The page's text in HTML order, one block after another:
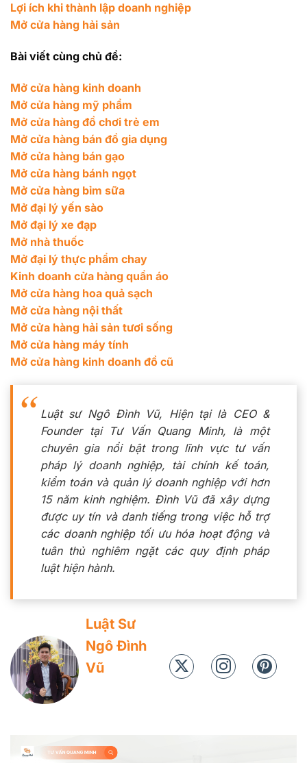
Lợi ích khi thành lập doanh nghiệp
Mở cửa hàng hải sản
Bài viết cùng chủ đề:
Mở cửa hàng kinh doanh
Mở cửa hàng mỹ phẩm
Mở cửa hàng đồ chơi trẻ em
Mở cửa hàng bán đồ gia dụng
Mở cửa hàng bán gạo
Mở cửa hàng bánh ngọt
Mở cửa hàng bỉm sữa
Mở đại lý yến sào
Mở đại lý xe đạp
Mở nhà thuốc
Mở đại lý thực phẩm chay
Kinh doanh cửa hàng quần áo
Mở cửa hàng hoa quả sạch
Mở cửa hàng nội thất
Mở cửa hàng hải sản tươi sống
Mở cửa hàng máy tính
Mở cửa hàng kinh doanh đồ cũ
Luật sư Ngô Đình Vũ, Hiện tại là CEO &
Founder tại Tư Vấn Quang Minh, là một
chuyên gia nổi bật trong lĩnh vực tư vấn
pháp lý doanh nghiệp, tài chính kế toán,
kiểm toán và quản lý doanh nghiệp với hơn
15 năm kinh nghiệm. Đình Vũ đã xây dựng
được uy tín và danh tiếng trong việc hỗ trợ
các doanh nghiệp tối ưu hóa hoạt động và
tuân thủ nghiêm ngặt các quy định pháp
luật hiện hành.
Luật Sư
Ngô Đình
Vũ